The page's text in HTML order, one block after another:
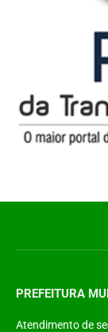
PREFEITURA
Atendimento de